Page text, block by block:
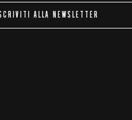
ALLA NEWSLETTER